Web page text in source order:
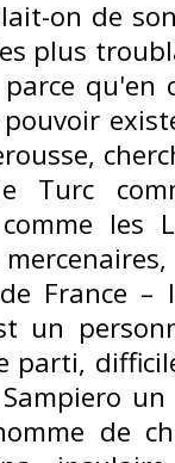
on de
plus
qu'en
Turc
les
France –
un
parti,
de